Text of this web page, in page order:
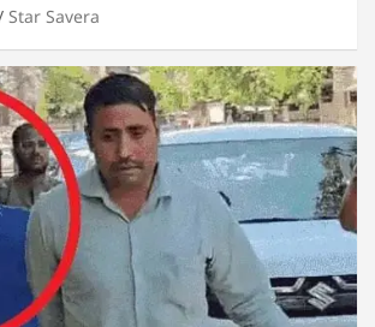
Star Savera